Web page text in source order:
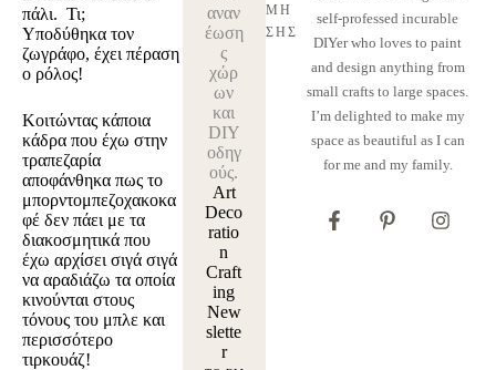
πάλι. Τι;
Υποδύθηκα τον
ζωγράφο, έχει πέραση
ο ρόλος!
Κοιτώντας κάποια
κάδρα που έχω στην
τραπεζαρία
αποφάνθηκα πως το
μπορντομπεζοχακοκα
φέ δεν πάει με τα
διακοσμητικά που
έχω αρχίσει σιγά σιγά
να αραδιάζω τα οποία
κινούνται στους
τόνους του μπλε και
περισσότερο
τιρκουάζ!
αναν
έωση
ς
χώρ
ων
και
DIY
οδηγ
ούς.
Art
Deco
ratio
n
Craft
ing
New
slette
r
ΜΗ
ΣΗΣ
self-professed incurable
DIYer who loves to paint
and design anything from
small crafts to large spaces.
I’m delighted to make my
space as beautiful as I can
for me and my family.